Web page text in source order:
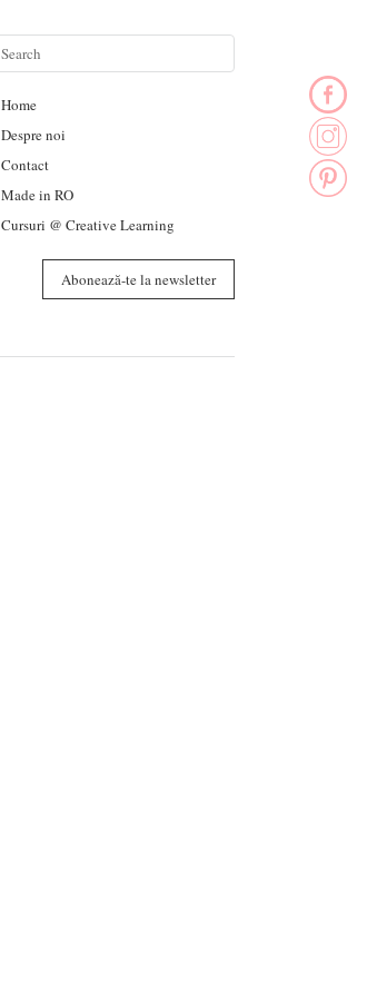
Home
Despre noi
Contact
Made in RO
Cursuri @ Creative Learning
Abonează-te la newsletter